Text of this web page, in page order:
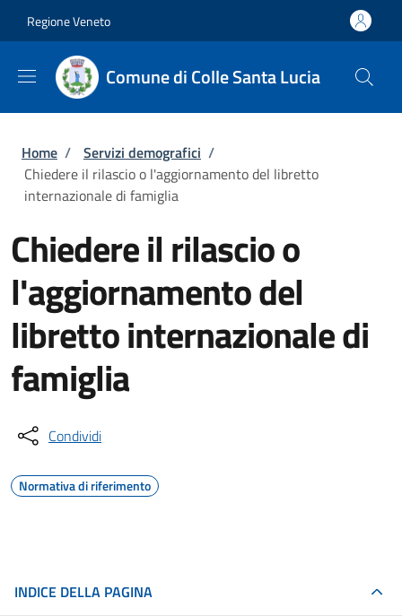
Regione Veneto
Comune di Colle Santa Lucia
Briciole di pane
Home / Servizi demografici /
Chiedere il rilascio o l'aggiornamento del libretto
internazionale di famiglia
Chiedere il rilascio o
l'aggiornamento del
libretto internazionale di
famiglia
Condividi
Normativa di riferimento
INDICE DELLA PAGINA